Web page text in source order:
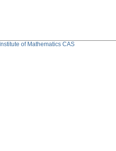
Institute of Mathematics CAS